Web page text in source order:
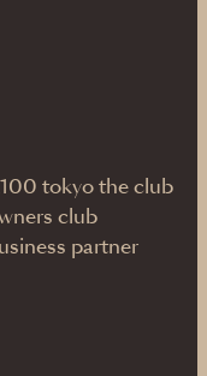
tokyo the club
club
partner